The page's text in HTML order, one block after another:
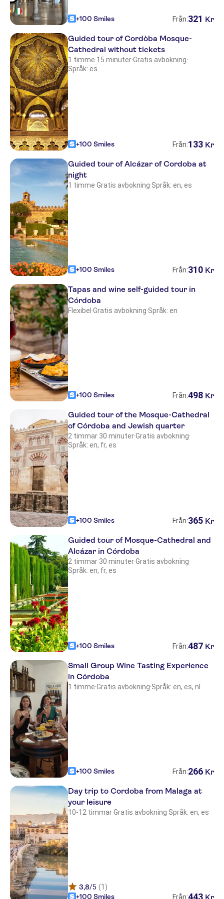
+100 Smiles Från:321 Kr
Guided tour of Cordòba Mosque-
Cathedral without tickets
1 timme 15 minuter·Gratis avbokning·
Språk: es
+100 Smiles Från:133 Kr
Guided tour of Alcázar of Cordoba at
night
1 timme·Gratis avbokning·Språk: en, es
+100 Smiles Från:310 Kr
Tapas and wine self-guided tour in
Córdoba
Flexibel ·Gratis avbokning·Språk: en
+100 Smiles Från:498 Kr
Guided tour of the Mosque-Cathedral
of Córdoba and Jewish quarter
2 timmar 30 minuter·Gratis avbokning·
Språk: en, fr, es
+100 Smiles Från:365 Kr
Guided tour of Mosque-Cathedral and
Alcázar in Córdoba
2 timmar 30 minuter·Gratis avbokning·
Språk: en, fr, es
+100 Smiles Från:487 Kr
Small Group Wine Tasting Experience
in Córdoba
1 timme·Gratis avbokning·Språk: en, es, nl
+100 Smiles Från:266 Kr
Day trip to Cordoba from Malaga at
your leisure
10-12 timmar·Gratis avbokning·Språk: en, es
3,8/5 (1)
+100 Smiles
Från:443